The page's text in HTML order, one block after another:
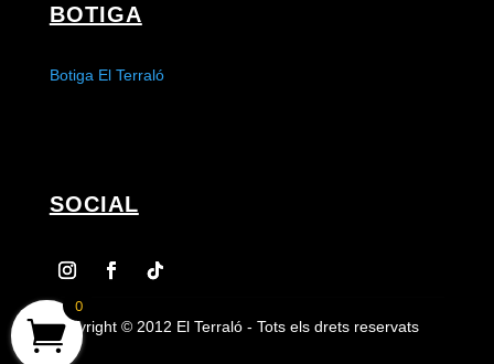
BOTIGA
Botiga El Terraló
SOCIAL
Copyright © 2012 El Terraló - Tots els drets reservats
0